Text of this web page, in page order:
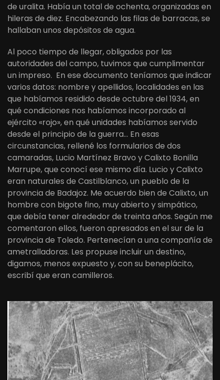
de uralita. Había un total de ochenta, organizadas en
hileras de diez. Encabezando las filas de barracas, se
hallaban unos depósitos de agua.
Al poco tiempo de llegar, obligados por las
autoridades del campo, tuvimos que cumplimentar
un impreso. En ese documento teníamos que indicar
varios datos: nombre y apellidos, localidades en las
que habíamos residido desde octubre del 1934, en
qué condiciones nos habíamos incorporado al
ejército «rojo», en qué unidades habíamos servido
desde el principio de la guerra… En esas
circunstancias, rellené los formularios de dos
camaradas, Lucio Martínez Bravo y Calixto Bonilla
Marrupe, que conocí ese mismo día. Lucio y Calixto
eran naturales de Castilblanco, un pueblo de la
provincia de Badajoz. Me acuerdo bien de Calixto, un
hombre con bigote fino, muy abierto y simpático,
que debía tener alrededor de treinta años. Según me
comentaron ellos, fueron apresados en el sur de la
provincia de Toledo. Pertenecían a una compañía de
ametralladoras. Les propuse incluir un destino,
digamos, menos expuesto y, con su beneplácito,
escribí que eran camilleros.